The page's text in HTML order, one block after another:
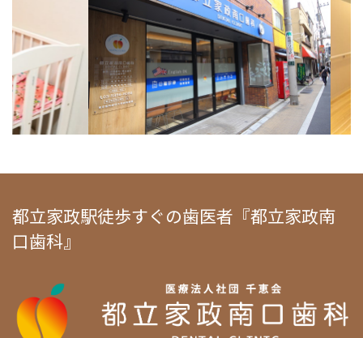
都立家政駅徒歩すぐの歯医者『都立家政南
口歯科』